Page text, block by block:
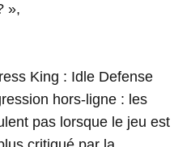
»,
King : Idle Defense
hors-ligne : les
pas lorsque le jeu est